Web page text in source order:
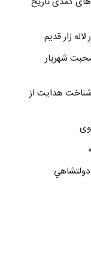
زار قدیم
شهريار
هدایت از